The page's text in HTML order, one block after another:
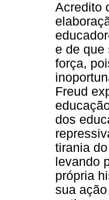
Acredito
e de que
força,
Freud
dos
tirania
levando
própria
sua